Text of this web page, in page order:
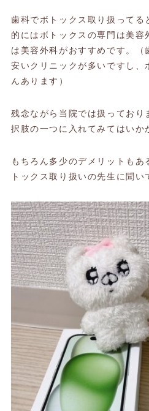
歯科でボトックス取り扱ってる
的にはボトックスの専門は美容
は美容外科がおすすめです。（
安いクリニックが多いですし、
んあります）
残念ながら当院では扱っており
択肢の一つに入れてみてはいか
もちろん多少のデメリットもあ
トックス取り扱いの先生に聞い